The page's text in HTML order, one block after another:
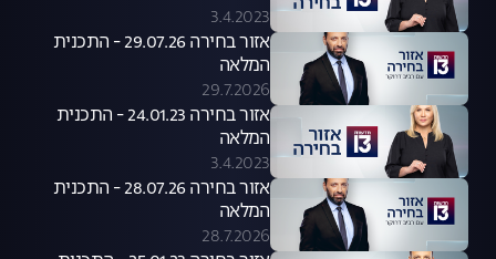
3.4.2023
אזור בחירה 29.07.26 - התכנית
המלאה
29.7.2026
אזור בחירה 24.01.23 - התכנית
המלאה
3.4.2023
אזור בחירה 28.07.26 - התכנית
המלאה
28.7.2026